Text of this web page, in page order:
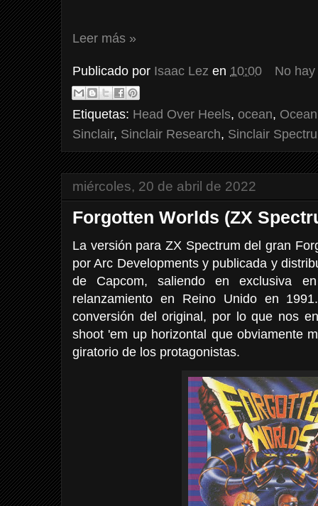
Leer más »
Publicado por Isaac Lez en 10:00 No
Etiquetas: Head Over Heels, ocean,
Sinclair, Sinclair Research, Sinclair
miércoles, 20 de abril de 2022
Forgotten Worlds (ZX
La versión para ZX Spectrum del gran
por Arc Developments y publicada y
de Capcom, saliendo en exclusiva
relanzamiento en Reino Unido en
conversión del original, por lo que nos
shoot 'em up horizontal que obviamente
giratorio de los protagonistas.